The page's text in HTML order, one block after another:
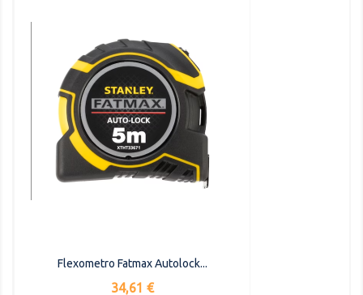
Flexometro Fatmax Autolock...
Precio
34,61 €